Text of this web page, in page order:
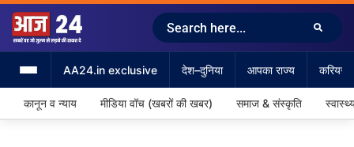
AA24.in exclusive देश–दुनिया आपका राज्य करियर
कानून व न्याय मीडिया वॉच (खबरों की खबर) समाज & संस्कृति